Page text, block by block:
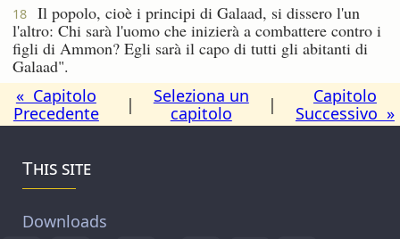
18
Il popolo, cioè i principi di Galaad, si dissero l'un
l'altro: Chi sarà l'uomo che inizierà a combattere contro i
figli di Ammon? Egli sarà il capo di tutti gli abitanti di
Galaad".
« Capitolo
Precedente
|
Seleziona un
capitolo
|
Capitolo
Successivo »
This site
Downloads